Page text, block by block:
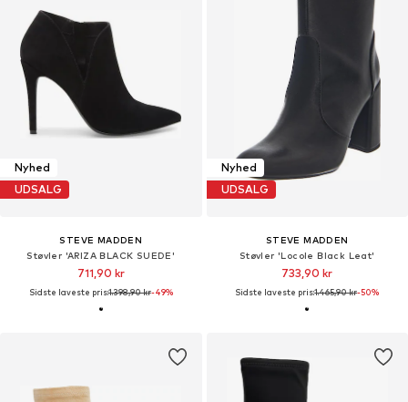
Nyhed
UDSALG
STEVE MADDEN
Støvler 'ARIZA BLACK SUEDE'
711,90 kr
Sidste laveste pris:1.398,90 kr-49%
Nyhed
UDSALG
STEVE MADDEN
Støvler 'Locole Black Leat'
733,90 kr
Sidste laveste pris:1.465,90 kr-50%